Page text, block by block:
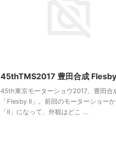
45thTMS2017 豊田合成
45th東京モーターショウ2017、豊田合
「Flesby II」。前回のモーターショーか
「II」になって、外観はどこ ...